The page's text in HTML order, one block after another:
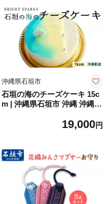
沖縄県石垣市
石垣の海のチーズケーキ 15c
m | 沖縄県石垣市 沖縄 沖縄県
石垣島 送料無料 チーズケー
19,000円